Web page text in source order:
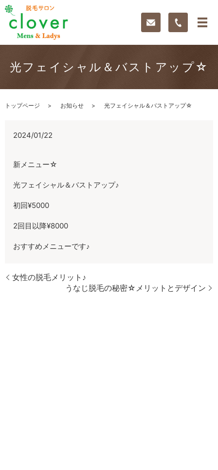
光フェイシャル＆バストアップ☆
トップページ お知らせ 光フェイシャル＆バストアップ☆
2024/01/22
新メニュー☆
光フェイシャル＆バストアップ♪
初回¥5000
2回目以降¥8000
おすすめメニューです♪
女性の脱毛メリット♪
うなじ脱毛の秘密☆メリットとデザイン